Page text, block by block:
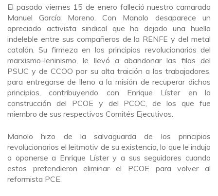
El pasado viernes 15 de enero falleció nuestro camarada
Manuel García Moreno. Con Manolo desaparece un
apreciado activista sindical que ha dejado una huella
indeleble entre sus compañeros de la RENFE y del metal
catalán. Su firmeza en los principios revolucionarios del
marxismo-leninismo, le llevó a abandonar las filas del
PSUC y de CCOO por su alta traición a los trabajadores,
para entregarse de lleno a la misión de recuperar dichos
principios, contribuyendo con Enrique Líster en la
construcción del PCOE y del PCOC, de los que fue
miembro de sus respectivos Comités Ejecutivos.
Manolo hizo de la salvaguarda de los principios
revolucionarios el leitmotiv de su existencia, lo que le indujo
a oponerse a Enrique Líster y a sus seguidores cuando
estos pretendieron eliminar el PCOE para volver al
reformista PCE.